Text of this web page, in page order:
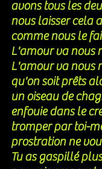
avons tous les
nous laisser cela
comme nous le
L'amour va nous
L'amour va nous
qu'on soit prêts
un oiseau de
enfouie dans le
tromper par toi-
prostration ne
Tu as gaspillé